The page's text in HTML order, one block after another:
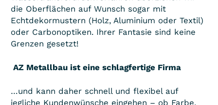
die Oberflächen auf Wunsch sogar mit
Echtdekormustern (Holz, Aluminium oder Textil)
oder Carbonoptiken. Ihrer Fantasie sind keine
Grenzen gesetzt!
­ AZ Metallbau ist eine schlagfertige Firma
…und kann daher schnell und flexibel auf
jegliche Kundenwünsche eingehen – ob Farbe,